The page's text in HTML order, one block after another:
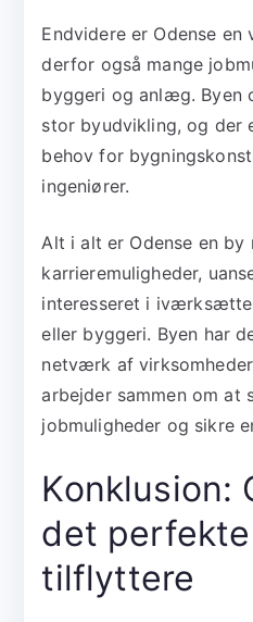
Endvidere er Odense
derfor også mange
byggeri og anlæg. Byen
stor byudvikling, og der
behov for
ingeniører.
Alt i alt er Odense en by
karrieremuligheder,
interesseret i
eller byggeri. Byen har
netværk af
arbejder sammen om at
jobmuligheder og sikre
Konklusion:
det
tilflyttere